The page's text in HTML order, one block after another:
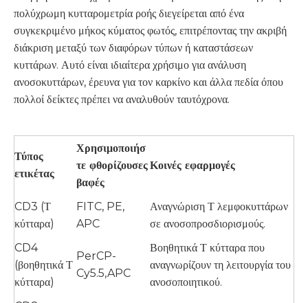
πολύχρωμη κυτταρομετρία ροής διεγείρεται από ένα
συγκεκριμένο μήκος κύματος φωτός, επιτρέποντας την ακριβή
διάκριση μεταξύ των διαφόρων τύπων ή καταστάσεων
κυττάρων. Αυτό είναι ιδιαίτερα χρήσιμο για ανάλυση
ανοσοκυττάρων, έρευνα για τον καρκίνο και άλλα πεδία όπου
πολλοί δείκτες πρέπει να αναλυθούν ταυτόχρονα.
Τύπος
ετικέτας
Χρησιμοποιήσ
τε φθορίζουσες
βαφές
Κοινές εφαρμογές
CD3 (Τ
κύτταρα)
FITC, PE,
APC
Αναγνώριση Τ λεμφοκυττάρων
σε ανοσοπροσδιορισμούς.
CD4
(βοηθητικά Τ
κύτταρα)
PerCP-
Cy5.5,APC
Βοηθητικά Τ κύτταρα που
αναγνωρίζουν τη λειτουργία του
ανοσοποιητικού.